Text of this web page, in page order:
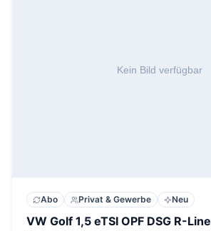
Abo Privat & Gewerbe Neu
VW Golf 1,5 eTSI OPF DSG R-Line